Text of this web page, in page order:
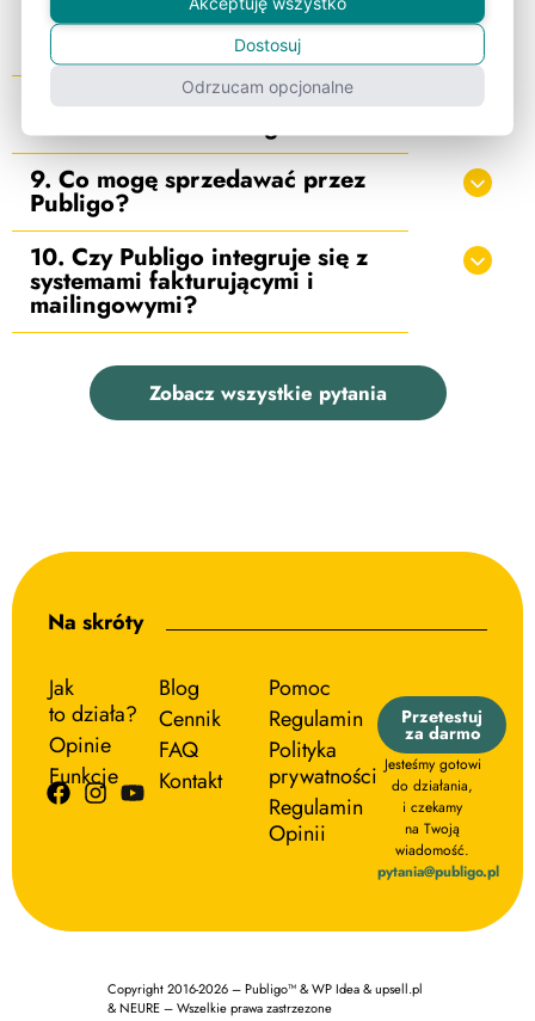
7. Czy mogę przetestować
Publigo za darmo?
8. Czy poradzę sobie z
uruchomieniem Publigo?
9. Co mogę sprzedawać przez
Publigo?
10. Czy Publigo integruje się z
systemami fakturującymi i
mailingowymi?
Zobacz wszystkie pytania
Na skróty
Jak
to działa?
Opinie
Funkcje
Blog
Cennik
FAQ
Kontakt
Pomoc
Regulamin
Polityka
prywatności
Regulamin
Opinii
Przetestuj
za darmo
Jesteśmy gotowi
do działania,
i czekamy
na Twoją
wiadomość.
pytania@publigo.pl
Copyright 2016-2026 – Publigo™ & WP Idea & upsell.pl
& NEURE – Wszelkie prawa zastrzezone
Dostosuj
Odrzucam opcjonalne